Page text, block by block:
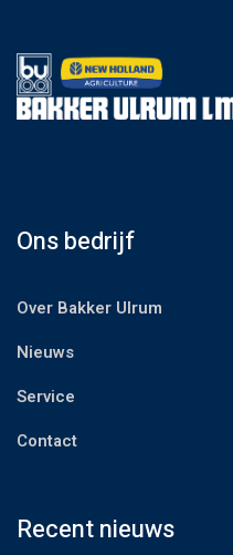
Ons bedrijf
Over Bakker Ulrum
Nieuws
Service
Contact
Recent nieuws